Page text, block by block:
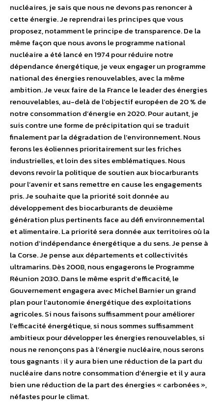
nucléaires, je sais que nous ne devons pas renoncer à
cette énergie. Je reprendrai les principes que vous
proposez, notamment le principe de transparence. De la
même façon que nous avons le programme national
nucléaire a été lancé en 1974 pour réduire notre
dépendance énergétique, je veux engager un programme
national des énergies renouvelables, avec la même
ambition. Je veux faire de la France le leader des énergies
renouvelables, au-delà de l’objectif européen de 20 % de
notre consommation d’énergie en 2020. Pour autant, je
suis contre une forme de précipitation qui se traduit
finalement par la dégradation de l’environnement. Nous
ferons les éoliennes prioritairement sur les friches
industrielles, et loin des sites emblématiques. Nous
devons revoir la politique de soutien aux biocarburants
pour l’avenir et sans remettre en cause les engagements
pris. Je souhaite que la priorité soit donnée au
développement des biocarburants de deuxième
génération plus pertinents face au défi environnemental
et alimentaire. La priorité sera donnée aux territoires où la
notion d’indépendance énergétique a du sens. Je pense à
la Corse. Je pense aux départements et collectivités
ultramarins. Dès 2008, nous engagerons le Programme
Réunion 2030. Dans le même esprit d’efficacité, le
Gouvernement engagera avec Michel Barnier un grand
plan pour l’autonomie énergétique des exploitations
agricoles. Si nous faisons suffisamment pour améliorer
l’efficacité énergétique, si nous sommes suffisamment
ambitieux pour développer les énergies renouvelables, si
nous ne renonçons pas à l’énergie nucléaire, nous serons
tous gagnants : il y aura bien une réduction de la part du
nucléaire dans notre consommation d’énergie et il y aura
bien une réduction de la part des énergies « carbonées »,
néfastes pour le climat.